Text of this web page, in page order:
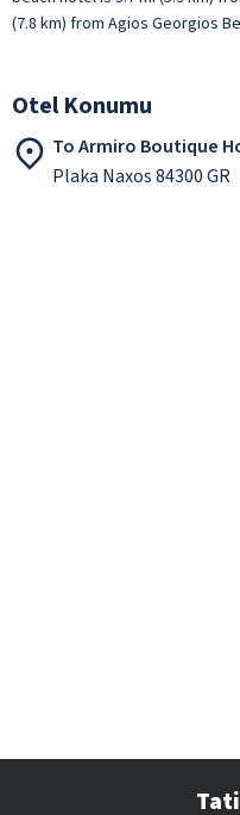
(7.8 km) from Agios Georgios
Otel Konumu
To Armiro Boutique
Plaka Naxos 84300 GR